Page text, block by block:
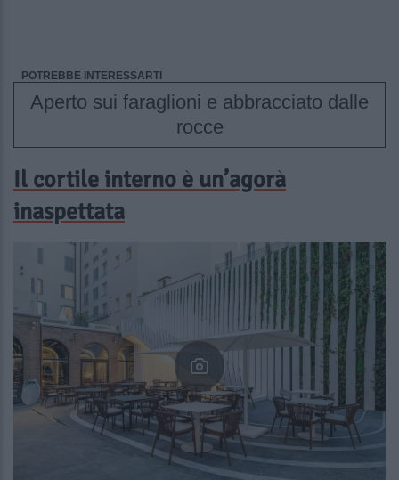
POTREBBE INTERESSARTI
Aperto sui faraglioni e abbracciato dalle
rocce
Il cortile interno è un’agorà
inaspettata